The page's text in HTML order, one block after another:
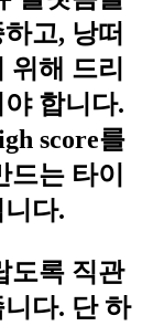
고, 낭떠
해 드리
합니다.
score를
는 타이
다.
도록 직관
다. 단 하